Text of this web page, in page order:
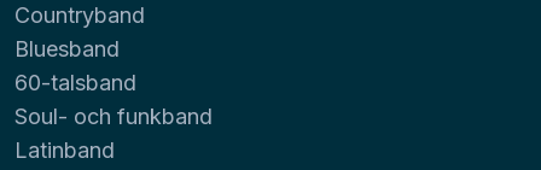
Countryband
Bluesband
60-talsband
Soul- och funkband
Latinband